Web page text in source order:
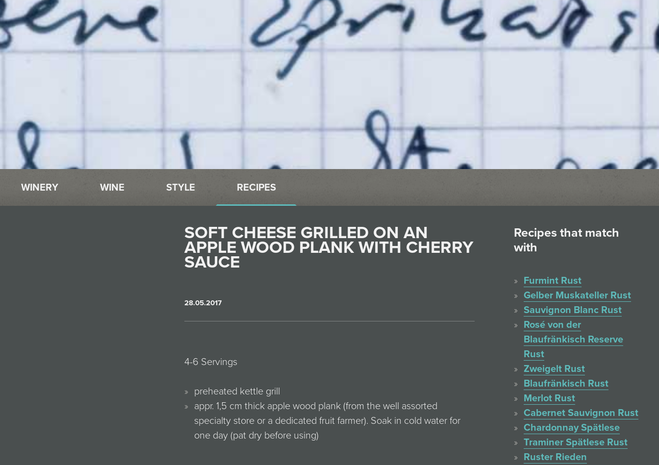
WINERY WINE STYLE RECIPES
SOFT CHEESE GRILLED ON AN
APPLE WOOD PLANK WITH CHERRY
SAUCE
28.05.2017
4-6 Servings
preheated kettle grill
appr. 1,5 cm thick apple wood plank (from the well assorted
specialty store or a dedicated fruit farmer). Soak in cold water for
one day (pat dry before using)
Recipes that match
with
Furmint Rust
Gelber Muskateller Rust
Sauvignon Blanc Rust
Rosé von der
Blaufränkisch Reserve
Rust
Zweigelt Rust
Blaufränkisch Rust
Merlot Rust
Cabernet Sauvignon Rust
Chardonnay Spätlese
Traminer Spätlese Rust
Ruster Rieden